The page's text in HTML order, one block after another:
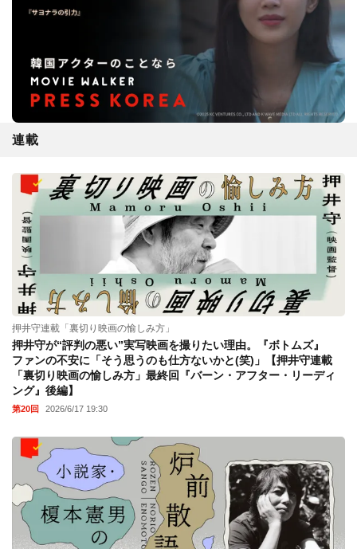
連載
押井守連載「裏切り映画の愉しみ方」
押井守が“評判の悪い”実写映画を撮りたい理由。『ボトムズ』
ファンの不安に「そう思うのも仕方ないかと(笑)」【押井守連載
「裏切り映画の愉しみ方」最終回『バーン・アフター・リーディ
ング』後編】
第20回 2026/6/17 19:30